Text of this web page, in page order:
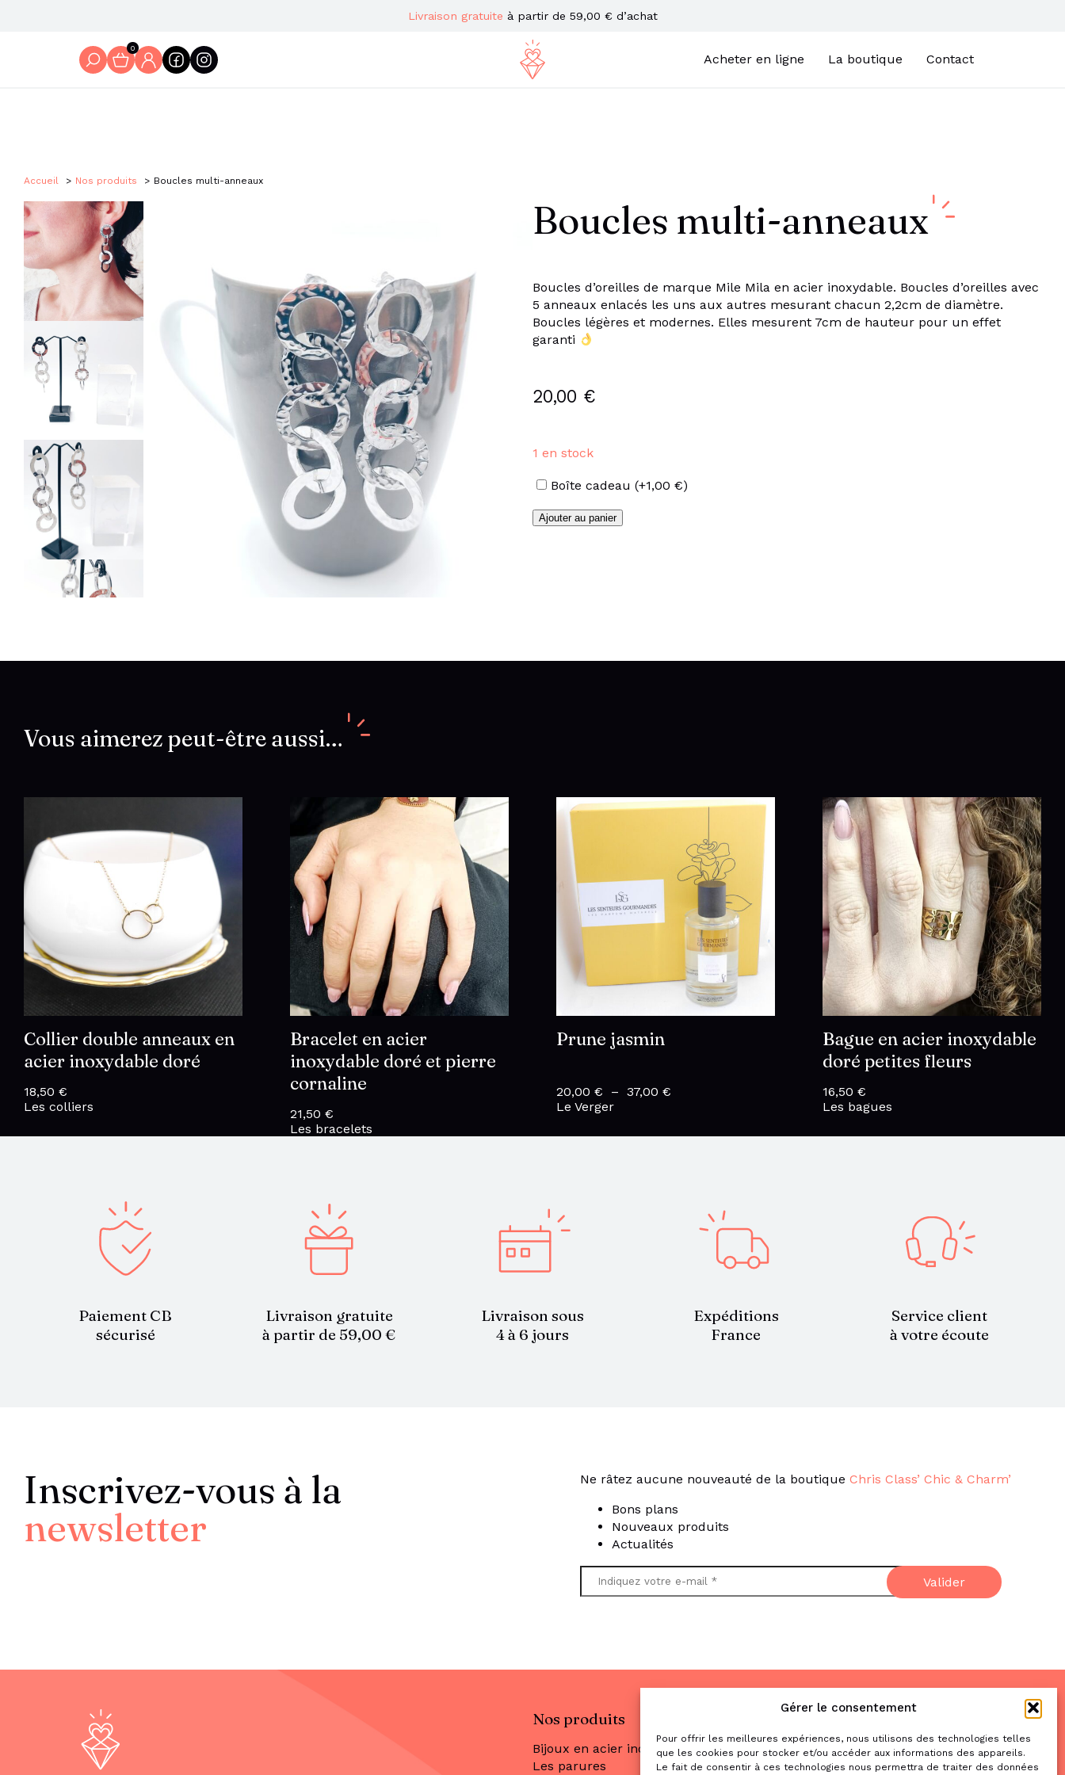
Gérer le consentement
Pour offrir les meilleures expériences, nous utilisons des technologies telles
que les cookies pour stocker et/ou accéder aux informations des appareils.
Le fait de consentir à ces technologies nous permettra de traiter des données
Livraison gratuite à partir de 59,00 € d’achat
0
Acheter en ligne La boutique Contact
Accueil Nos produits Boucles multi-anneaux
Boucles multi-anneaux
Boucles d’oreilles de marque Mile Mila en acier inoxydable. Boucles d’oreilles avec
5 anneaux enlacés les uns aux autres mesurant chacun 2,2cm de diamètre.
Boucles légères et modernes. Elles mesurent 7cm de hauteur pour un effet
garanti
20,00 €
1 en stock
Options
Boîte cadeau (+1,00 €)
quantité
Ajouter au panier
Vous aimerez peut-être aussi…
Collier double anneaux en
acier inoxydable doré
18,50 €
Les colliers
Bracelet en acier
inoxydable doré et pierre
cornaline
21,50 €
Les bracelets
Prune jasmin
20,00 € – 37,00 €
20,00 €
Le Verger
Bague en acier inoxydable
doré petites fleurs
16,50 €
Les bagues
Paiement CB
sécurisé
Livraison gratuite
à partir de 59,00 €
Livraison sous
4 à 6 jours
Expéditions
France
Service client
à votre écoute
Inscrivez-vous à la
newsletter
Ne râtez aucune nouveauté de la boutique Chris Class’ Chic & Charm’
Bons plans
Nouveaux produits
Actualités
Nos produits
Bijoux en acier inoxydable
Les parures
& nous contacter
2 place de la Liberté